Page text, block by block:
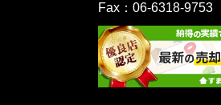
Fax：06-6318-9753